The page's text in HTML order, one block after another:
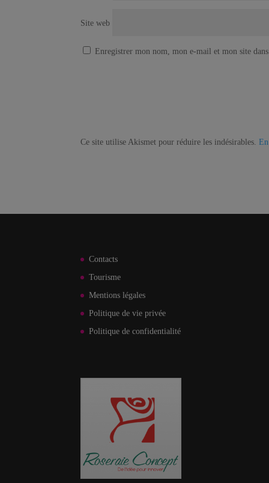
Site web
Enregistrer mon nom, mon e-mail et mon site
Ce site utilise Akismet pour réduire les indésirables.
Contacts
Tourisme
Mentions légales
Politique de vie privée
Politique de confidentialité